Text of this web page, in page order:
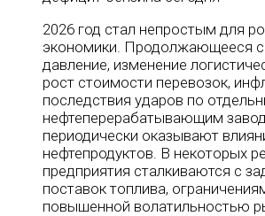
2026 год стал непростым для
экономики. Продолжающееся
давление, изменение
рост стоимости перевозок,
последствия ударов по
нефтеперерабатывающим
периодически оказывают
нефтепродуктов. В некоторых
предприятия сталкиваются с
поставок топлива,
повышенной волатильностью